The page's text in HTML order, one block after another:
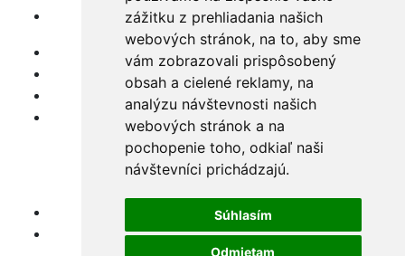
zážitku z prehliadania našich
webových stránok, na to, aby sme
vám zobrazovali prispôsobený
obsah a cielené reklamy, na
analýzu návštevnosti našich
webových stránok a na
pochopenie toho, odkiaľ naši
návštevníci prichádzajú.
Súhlasím
Odmietam
Materiály
Certifikáty
Galéria
Kontakt
Cenová ponuka
Súkromie
GDPR
Cookies